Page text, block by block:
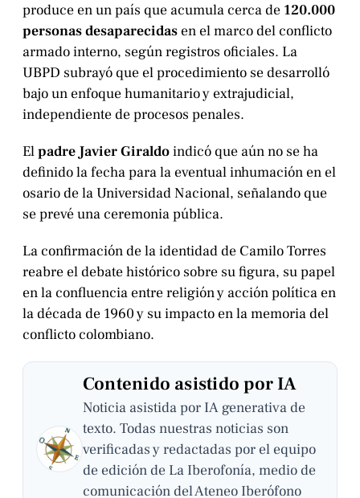
produce en un país que acumula cerca de 120.000
personas desaparecidas en el marco del conflicto
armado interno, según registros oficiales. La
UBPD subrayó que el procedimiento se desarrolló
bajo un enfoque humanitario y extrajudicial,
independiente de procesos penales.
Elpadre Javier Giraldoindicó que aún no se ha
definido la fecha para la eventual inhumación en el
osario de la Universidad Nacional, señalando que
se prevé una ceremonia pública.
La confirmación de la identidad de Camilo Torres
reabre el debate histórico sobre su figura, su papel
en la confluencia entre religión y acción política en
la década de 1960 y su impacto en la memoria del
conflicto colombiano.
Contenido asistido por IA
Noticia asistida por IA generativa de
texto. Todas nuestras noticias son
verificadas y redactadas por el equipo
de edición de La Iberofonía, medio de
comunicación del Ateneo Iberófono